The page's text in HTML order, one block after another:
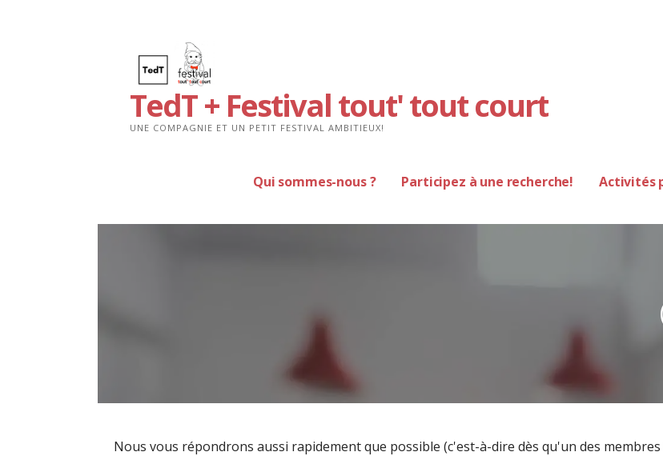
TedT + Festival tout' tout court
UNE COMPAGNIE ET UN PETIT FESTIVAL AMBITIEUX!
Qui sommes-nous ? Participez à une recherche! Activités
Nous vous répondrons aussi rapidement que possible (c'est-à-dire dès qu'un des